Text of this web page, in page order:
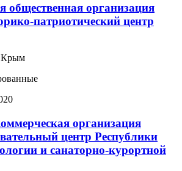
общественная организация
патриотический центр
Крым
организация
центр Республики
и санаторно-курортной